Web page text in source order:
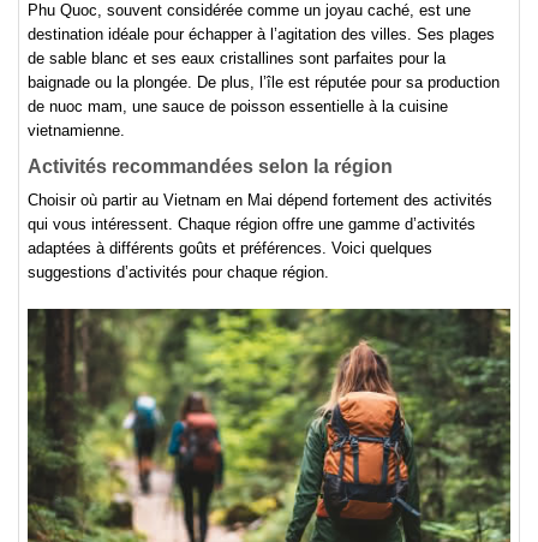
Phu Quoc, souvent considérée comme un joyau caché, est une
destination idéale pour échapper à l’agitation des villes. Ses plages
de sable blanc et ses eaux cristallines sont parfaites pour la
baignade ou la plongée. De plus, l’île est réputée pour sa production
de nuoc mam, une sauce de poisson essentielle à la cuisine
vietnamienne.
Activités recommandées selon la région
Choisir où partir au Vietnam en Mai dépend fortement des activités
qui vous intéressent. Chaque région offre une gamme d’activités
adaptées à différents goûts et préférences. Voici quelques
suggestions d’activités pour chaque région.